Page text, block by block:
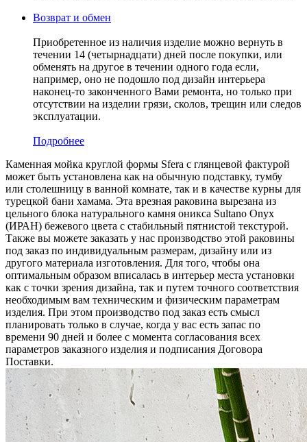
Возврат и обмен
Приобретенное из наличия изделие можно вернуть в
течении 14 (четырнадцати) дней после покупки, или
обменять на другое в течении одного года если,
например, оно не подошло под дизайн интерьера
наконец-то законченного Вами ремонта, но только при
отсутствии на изделии грязи, сколов, трещин или следов
эксплуатации.
Подробнее
Каменная мойка круглой формы Sfera с глянцевой фактурой
может быть установлена как на обычную подставку, тумбу
или столешницу в ванной комнате, так и в качестве курны для
турецкой бани хамама. Эта врезная раковина вырезана из
цельного блока натурального камня оникса Sultano Onyx
(ИРАН) бежевого цвета c стабильный пятнистой текстурой.
Также вы можете заказать у нас производство этой раковины
под заказ по индивидуальным размерам, дизайну или из
другого материала изготовления. Для того, чтобы она
оптимальным образом вписалась в интерьер места установки
как с точки зрения дизайна, так и путем точного соответствия
необходимым вам техническим и физическим параметрам
изделия. При этом производство под заказ есть смысл
планировать только в случае, когда у вас есть запас по
времени 90 дней и более с момента согласования всех
параметров заказного изделия и подписания Договора
Поставки.